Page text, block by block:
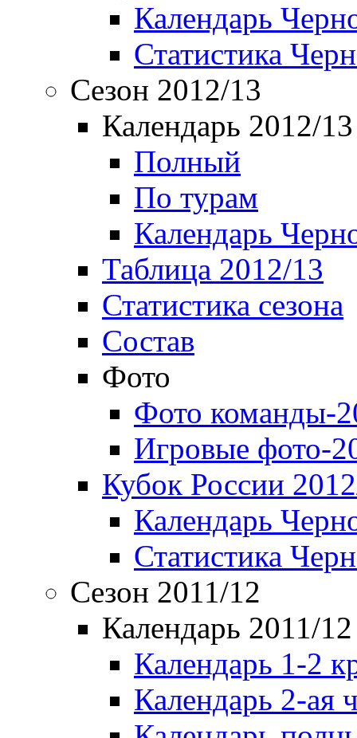
Календарь
Статистика
Сезон 2012/13
Календарь 2012/13
Полный
По турам
Календарь
Таблица 2012/13
Статистика сезона
Состав
Фото
Фото команды-
Игровые фото-
Кубок России
Календарь
Статистика
Сезон 2011/12
Календарь 2011/12
Календарь 1-2
Календарь 2-ая